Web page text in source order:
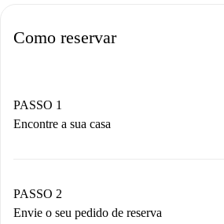
Como reservar
PASSO 1
Encontre a sua casa
Você tem todas as informações
antecipadamente.
PASSO 2
Envie o seu pedido de reserva